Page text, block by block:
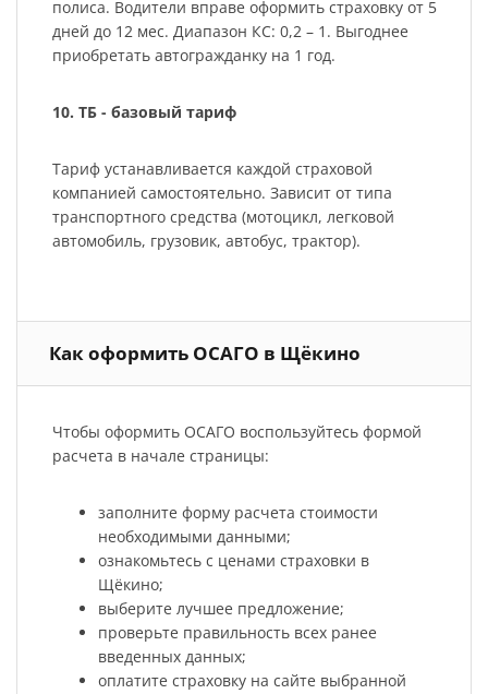
полиса. Водители вправе оформить страховку от 5
дней до 12 мес. Диапазон КС: 0,2 – 1. Выгоднее
приобретать автогражданку на 1 год.
10. ТБ - базовый тариф
Тариф устанавливается каждой страховой
компанией самостоятельно. Зависит от типа
транспортного средства (мотоцикл, легковой
автомобиль, грузовик, автобус, трактор).
Как оформить ОСАГО в Щёкино
Чтобы оформить ОСАГО воспользуйтесь формой
расчета в начале страницы:
заполните форму расчета стоимости
необходимыми данными;
ознакомьтесь с ценами страховки в
Щёкино;
выберите лучшее предложение;
проверьте правильность всех ранее
введенных данных;
оплатите страховку на сайте выбранной